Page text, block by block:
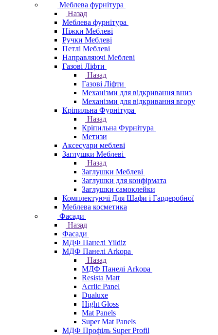
Меблева фурнітура
Назад
Меблева фурнітура
Ніжки Меблеві
Ручки Меблеві
Петлі Меблеві
Направляючі Меблеві
Газові Ліфти
Назад
Газові Ліфти
Механізми для відкривання вниз
Механізми для відкривання вгору
Кріпильна Фурнітура
Назад
Кріпильна Фурнітура
Метизи
Аксесуари меблеві
Заглушки Меблеві
Назад
Заглушки Меблеві
Заглушки для конфірмата
Заглушки самоклейки
Комплектуючі Для Шафи і Гардеробної
Меблева косметика
Фасади
Назад
Фасади
МДФ Панелі Yildiz
МДФ Панелі Arkopa
Назад
МДФ Панелі Arkopa
Resista Matt
Acrlic Panel
Dualuxe
Hight Gloss
Mat Panels
Super Mat Panels
МДФ Профіль Super Profil